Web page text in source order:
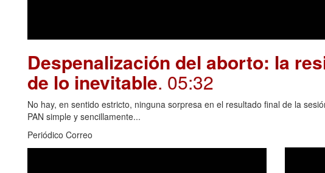
Despenalización del aborto: la
de lo inevitable. 05:32
No hay, en sentido estricto, ninguna sorpresa en el resultado final de la
PAN simple y sencillamente...
Periódico Correo